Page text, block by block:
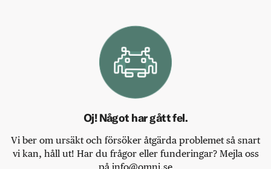
Oj! Något har gått fel.
Vi ber om ursäkt och försöker åtgärda problemet så snart
vi kan, håll ut! Har du frågor eller funderingar? Mejla oss